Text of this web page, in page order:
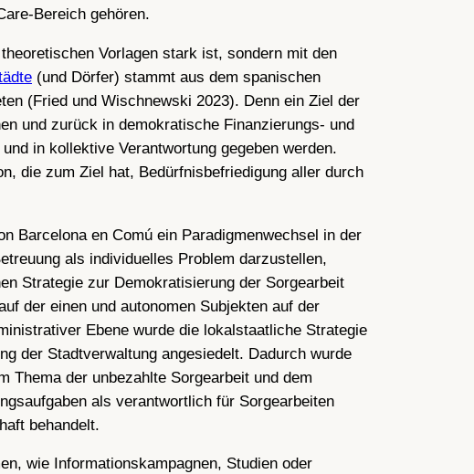
Bereich gehören.
Vorlagen stark ist, sondern mit den
(und Dörfer) stammt aus dem spanischen
(Fried und Wischnewski 2023). Denn ein Ziel der
und zurück in demokratische Finanzierungs- und
in kollektive Verantwortung gegeben werden.
die zum Ziel hat, Bedürfnisbefriedigung aller durch
Barcelona en Comú ein Paradigmenwechsel in der
als individuelles Problem darzustellen,
Strategie zur Demokratisierung der Sorgearbeit
der einen und autonomen Subjekten auf der
Ebene wurde die lokalstaatliche Strategie
der Stadtverwaltung angesiedelt. Dadurch wurde
Thema der unbezahlte Sorgearbeit und dem
als verantwortlich für Sorgearbeiten
behandelt.
wie Informationskampagnen, Studien oder